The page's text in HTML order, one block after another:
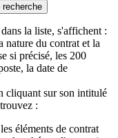
la liste, s'affichent :
du contrat et la
si précisé, les 200
la date de
cliquant sur son intitulé
:
éléments de contrat